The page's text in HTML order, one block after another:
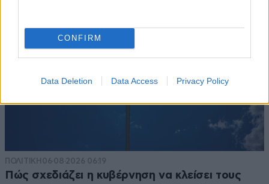
CONFIRM
Data Deletion Data Access Privacy Policy
ΠΟΛΙΤΙΚΗ 06·08·2026 06:19
Πώς σχεδιάζει η κυβέρνηση να κλείσει τους